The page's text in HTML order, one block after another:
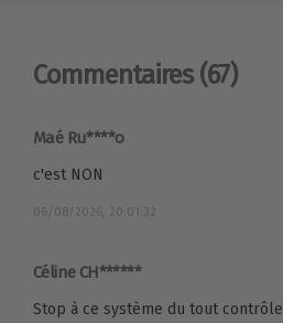
Commentaires (67)
Maé Ru****o
c'est NON
06/08/2026, 20:01:32
Céline CH******
Stop à ce système du tout contrôle